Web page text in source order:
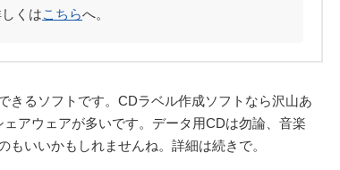
くはこちらへ。
きるソフトです。CDラベル作成ソフトなら沢山あ
アウェアが多いです。データ用CDは勿論、音楽
いいかもしれませんね。詳細は続きで。